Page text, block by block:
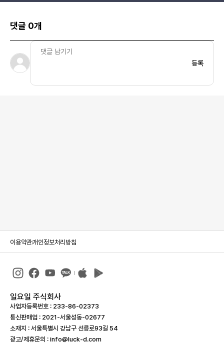
댓글 0개
등록
이용약관개인정보처리방침
일요일 주식회사
사업자등록번호 : 233-86-023­73
통신판매업 : 2021-서울성동-02677
소재지 : 서울특별시 강남구 선릉로93길 54
광고/제휴문의 : info@luck-d.com